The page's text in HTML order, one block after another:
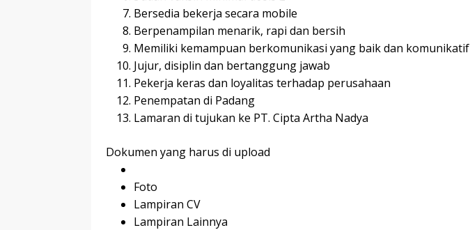
Bersedia bekerja secara mobile
Berpenampilan menarik, rapi dan bersih
Memiliki kemampuan berkomunikasi yang baik dan komunikatif
Jujur, disiplin dan bertanggung jawab
Pekerja keras dan loyalitas terhadap perusahaan
Penempatan di Padang
Lamaran di tujukan ke PT. Cipta Artha Nadya
Dokumen yang harus di upload
Foto
Lampiran CV
Lampiran Lainnya